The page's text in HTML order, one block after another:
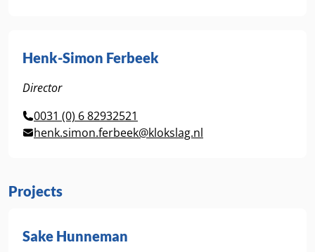
Henk-Simon Ferbeek
Director
0031 (0) 6 82932521
henk.simon.ferbeek@klokslag.nl
Projects
Sake Hunneman